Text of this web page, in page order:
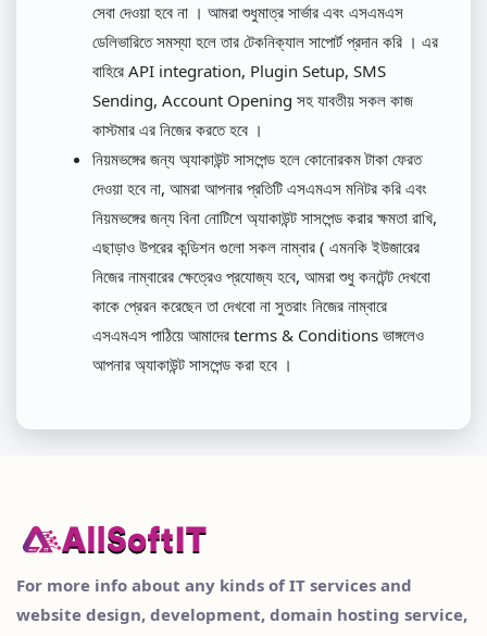
সেবা দেওয়া হবে না । আমরা শুধুমাত্র সার্ভার এবং এসএমএস
ডেলিভারিতে সমস্যা হলে তার টেকনিক্যাল সাপোর্ট প্রদান করি । এর
বাহিরে API integration, Plugin Setup, SMS
Sending, Account Opening সহ যাবতীয় সকল কাজ
কাস্টমার এর নিজের করতে হবে ।
নিয়মভঙ্গের জন্য অ্যাকাউন্ট সাসপেন্ড হলে কোনোরকম টাকা ফেরত
দেওয়া হবে না, আমরা আপনার প্রতিটি এসএমএস মনিটর করি এবং
নিয়মভঙ্গের জন্য বিনা নোটিশে অ্যাকাউন্ট সাসপেন্ড করার ক্ষমতা রাখি,
এছাড়াও উপরের কন্ডিশন গুলো সকল নাম্বার ( এমনকি ইউজারের
নিজের নাম্বারের ক্ষেত্রেও প্রযোজ্য হবে, আমরা শুধু কনটেন্ট দেখবো
কাকে প্রেরন করেছেন তা দেখবো না সুতরাং নিজের নাম্বারে
এসএমএস পাঠিয়ে আমাদের terms & Conditions ভাঙ্গলেও
আপনার অ্যাকাউন্ট সাসপেন্ড করা হবে ।
For more info about any kinds of IT services and
website design, development, domain hosting service,